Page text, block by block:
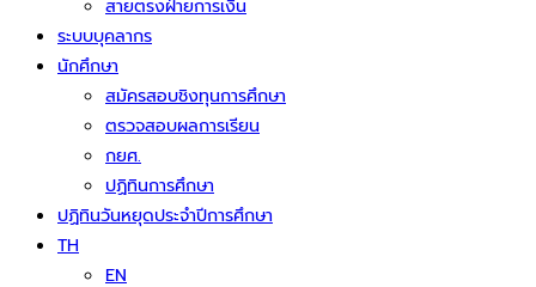
สายตรงฝ่ายการเงิน
ระบบบุคลากร
นักศึกษา
สมัครสอบชิงทุนการศึกษา
ตรวจสอบผลการเรียน
กยศ.
ปฏิทินการศึกษา
ปฏิทินวันหยุดประจำปีการศึกษา
TH
EN